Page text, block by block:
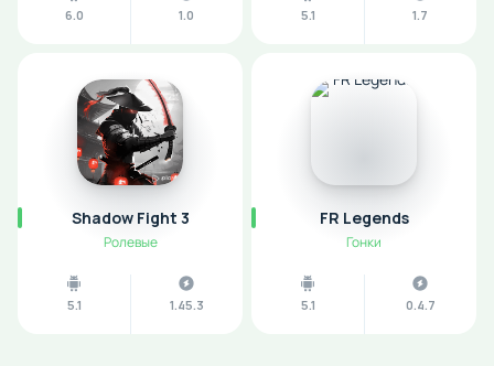
6.0 1.0 5.1 1.7
Shadow Fight 3
Ролевые
5.1 1.45.3
FR Legends
Гонки
5.1 0.4.7